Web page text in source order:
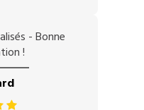
- Bonne
!